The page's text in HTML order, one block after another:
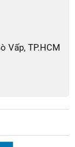
Vấp, TP.HCM